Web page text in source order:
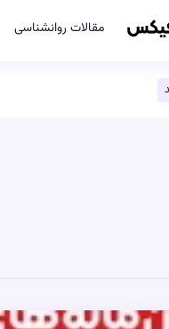
مقالات روانشناسی